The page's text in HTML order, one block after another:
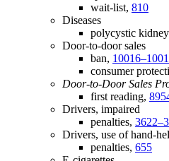
wait-list, 810
Diseases
polycystic
Door-to-door sales
ban,
consumer
Door-to-Door Sales
first reading,
Drivers, impaired
penalties,
Drivers, use of hand-
penalties, 655